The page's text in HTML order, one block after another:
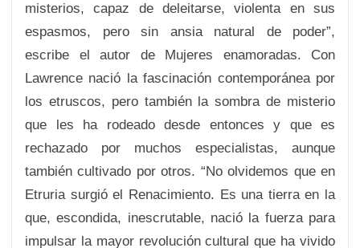
misterios, capaz de deleitarse, violenta en sus
espasmos, pero sin ansia natural de poder”,
escribe el autor de Mujeres enamoradas. Con
Lawrence nació la fascinación contemporánea por
los etruscos, pero también la sombra de misterio
que les ha rodeado desde entonces y que es
rechazado por muchos especialistas, aunque
también cultivado por otros. “No olvidemos que en
Etruria surgió el Renacimiento. Es una tierra en la
que, escondida, inescrutable, nació la fuerza para
impulsar la mayor revolución cultural que ha vivido